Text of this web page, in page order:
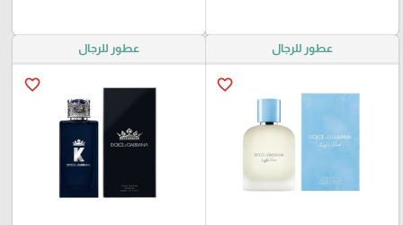
عطور للرجال
favorite_border
عطور للرجال
favorite_border